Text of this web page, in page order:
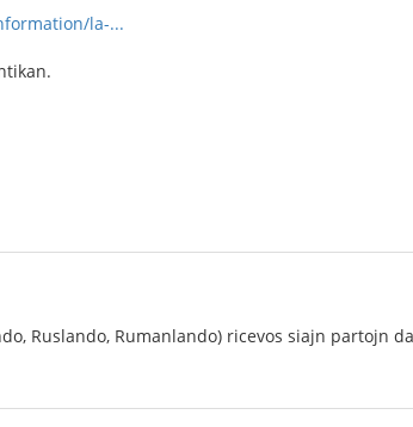
la-...
Ruslando, Rumanlando) ricevos siajn partojn